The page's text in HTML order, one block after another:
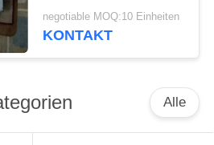
Fluglageanzeiger 1050-
3 mit hochfestem und
negotiable MOQ:10 Einheiten
KONTAKT
Alle